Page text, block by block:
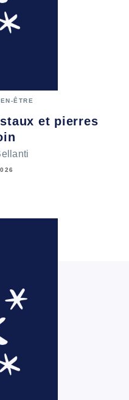
ÊTRE
et pierres